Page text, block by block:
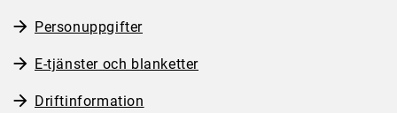
Personuppgifter
E-tjänster och blanketter
Driftinformation